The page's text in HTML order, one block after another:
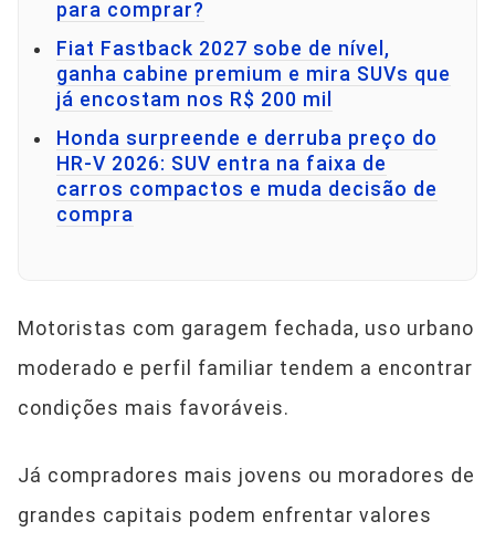
para comprar?
Fiat Fastback 2027 sobe de nível,
ganha cabine premium e mira SUVs que
já encostam nos R$ 200 mil
Honda surpreende e derruba preço do
HR-V 2026: SUV entra na faixa de
carros compactos e muda decisão de
compra
Motoristas com garagem fechada, uso urbano
moderado e perfil familiar tendem a encontrar
condições mais favoráveis.
Já compradores mais jovens ou moradores de
grandes capitais podem enfrentar valores